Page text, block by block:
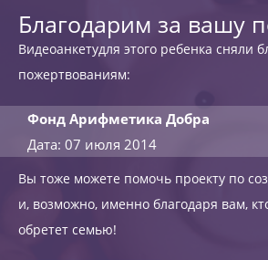
Благодарим за вашу
Видеоанкетудля этого ребенка сняли
пожертвованиям:
Фонд Арифметика Добра
Дата: 07 июля 2014
Вы тоже можете помочь проекту по
и, возможно, именно благодаря вам,
обретет семью!